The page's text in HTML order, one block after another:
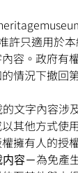
許只適用於
容。政府有
情況下撤回
文字內容涉
其他方式使
擁有人的授
容－為免產